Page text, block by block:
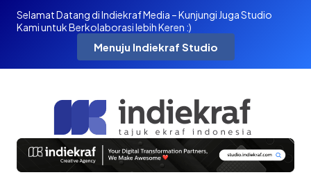
Selamat Datang di Indiekraf Media – Kunjungi Juga Studio
Kami untuk Berkolaborasi lebih Keren :)
Menuju Indiekraf Studio